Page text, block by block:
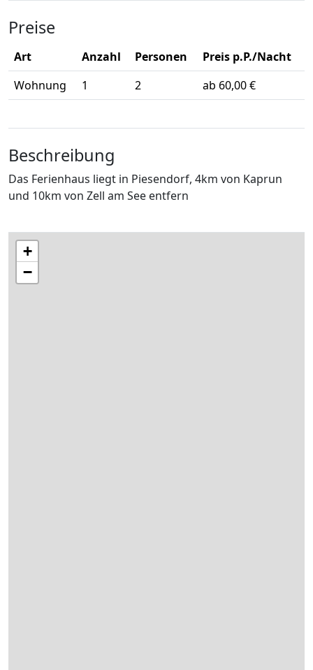
Preise
Art Anzahl Personen
Preis p.P./Nacht
Wohnung
1 2 ab 60,00 €
Beschreibung
Das Ferienhaus liegt in Piesendorf, 4km von Kaprun
und 10km von Zell am See entfern
+
−